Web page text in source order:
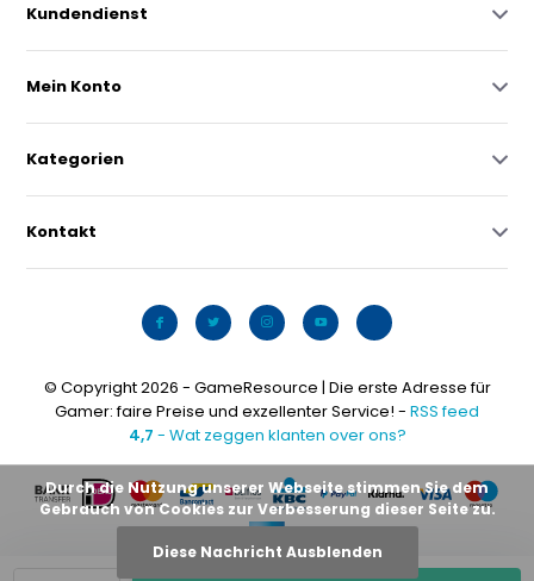
Kundendienst
Mein Konto
Kategorien
Kontakt
© Copyright 2026 - GameResource | Die erste Adresse für
Gamer: faire Preise und exzellenter Service! - RSS feed
4,7 - Wat zeggen klanten over ons?
Durch die Nutzung unserer Webseite stimmen Sie dem
Gebrauch von Cookies zur Verbesserung dieser Seite zu.
Diese Nachricht Ausblenden